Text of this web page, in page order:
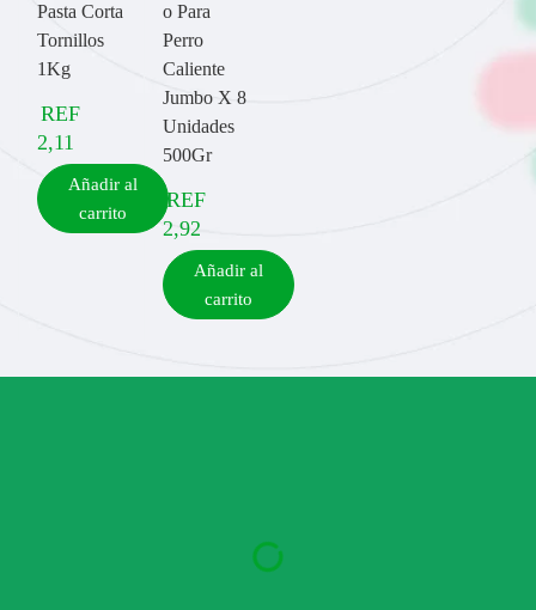
Pasta Corta
Tornillos
1Kg
REF
2,11
Añadir al
carrito
o Para
Perro
Caliente
Jumbo X 8
Unidades
500Gr
REF
2,92
Añadir al
carrito